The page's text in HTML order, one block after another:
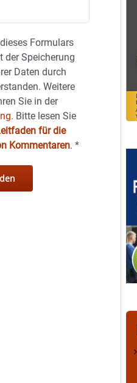
Formulars
der Speicherung
Daten durch
Weitere
Sie in der
Bitte lesen Sie
für die
Kommentaren.*